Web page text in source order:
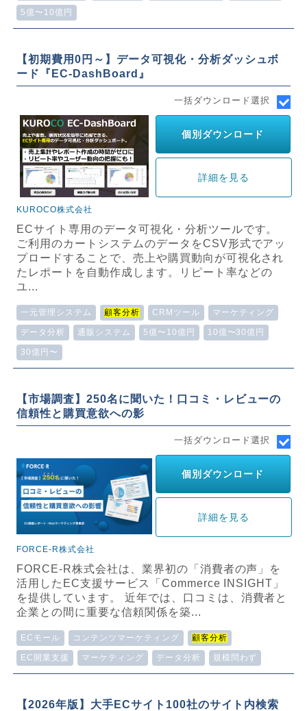
5億〜10億円
【初期費用0円～】データ可視化・分析ダッシュボ
ード『EC-DashBoard』
一括ダウンロード選択
個別ダウンロード
詳細を見る
KUROCO株式会社
ECサイト専用のデータ可視化・分析ツールです。
ご利用のカートシステムのデータをCSV形式でアッ
プロードすることで、売上や購買動向が可視化され
たレポートを自動作成します。リピート率などの
ユ...
一元管理システム 顧客分析 CRMツール マーケティング
データ分析 通販システム 5億〜10億円 10億〜30億円
30億円〜
【市場調査】250名に聞いた！口コミ・レビューの
信頼性と購買意欲への影
一括ダウンロード選択
個別ダウンロード
詳細を見る
FORCE-R株式会社
FORCE-R株式会社は、業界初の「消費者の声」を
活用したEC支援サービス「Commerce INSIGHT」
を提供しています。 近年では、口コミは、消費者と
企業との間に重要な信頼関係を築...
ECモール コンテンツマーケティング 顧客分析
EC開業支援 マーケティング データ分析 規模問わず
【2026年版】大手ECサイト100社のサイト内検索